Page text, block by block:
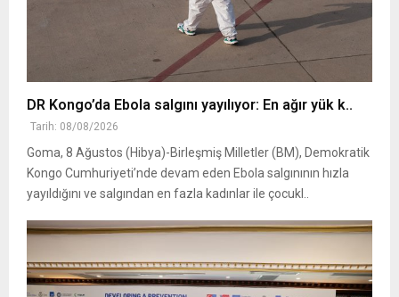
DR Kongo’da Ebola salgını yayılıyor: En ağır yük k..
Tarih: 08/08/2026
Goma, 8 Ağustos (Hibya)-Birleşmiş Milletler (BM), Demokratik
Kongo Cumhuriyeti’nde devam eden Ebola salgınının hızla
yayıldığını ve salgından en fazla kadınlar ile çocukl..